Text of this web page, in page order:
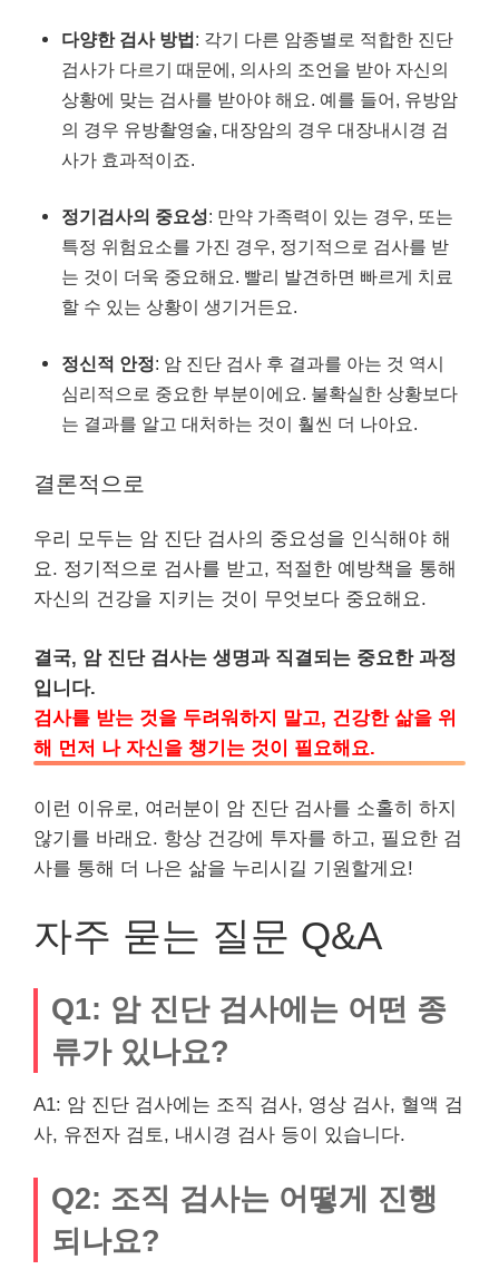
다양한 검사 방법: 각기 다른 암종별로 적합한 진단
검사가 다르기 때문에, 의사의 조언을 받아 자신의
상황에 맞는 검사를 받아야 해요. 예를 들어, 유방암
의 경우 유방촬영술, 대장암의 경우 대장내시경 검
사가 효과적이죠.
정기검사의 중요성: 만약 가족력이 있는 경우, 또는
특정 위험요소를 가진 경우, 정기적으로 검사를 받
는 것이 더욱 중요해요. 빨리 발견하면 빠르게 치료
할 수 있는 상황이 생기거든요.
정신적 안정: 암 진단 검사 후 결과를 아는 것 역시
심리적으로 중요한 부분이에요. 불확실한 상황보다
는 결과를 알고 대처하는 것이 훨씬 더 나아요.
결론적으로
우리 모두는 암 진단 검사의 중요성을 인식해야 해
요. 정기적으로 검사를 받고, 적절한 예방책을 통해
자신의 건강을 지키는 것이 무엇보다 중요해요.
결국, 암 진단 검사는 생명과 직결되는 중요한 과정
입니다.
검사를 받는 것을 두려워하지 말고, 건강한 삶을 위
해 먼저 나 자신을 챙기는 것이 필요해요.
이런 이유로, 여러분이 암 진단 검사를 소홀히 하지
않기를 바래요. 항상 건강에 투자를 하고, 필요한 검
사를 통해 더 나은 삶을 누리시길 기원할게요!
자주 묻는 질문 Q&A
Q1: 암 진단 검사에는 어떤 종
류가 있나요?
A1: 암 진단 검사에는 조직 검사, 영상 검사, 혈액 검
사, 유전자 검토, 내시경 검사 등이 있습니다.
Q2: 조직 검사는 어떻게 진행
되나요?